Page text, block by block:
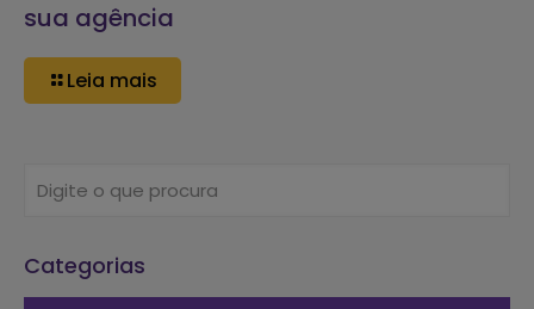
sua agência
Leia mais
Categorias